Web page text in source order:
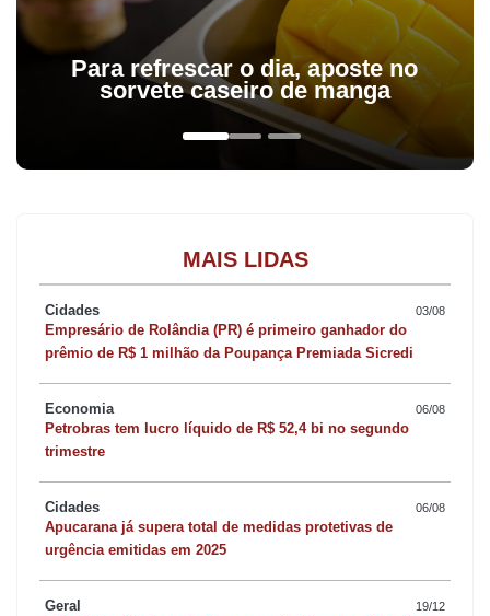
Para refrescar o dia, aposte no
sorvete caseiro de manga
MAIS LIDAS
Cidades 03/08
Empresário de Rolândia (PR) é primeiro ganhador do
prêmio de R$ 1 milhão da Poupança Premiada Sicredi
Economia 06/08
Petrobras tem lucro líquido de R$ 52,4 bi no segundo
trimestre
Cidades 06/08
Apucarana já supera total de medidas protetivas de
urgência emitidas em 2025
Geral 19/12